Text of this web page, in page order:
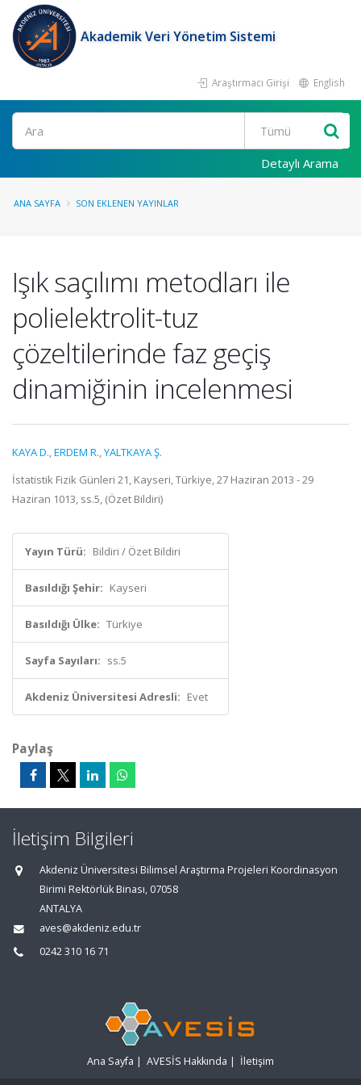
Akademik Veri Yönetim Sistemi
Araştırmacı Girişi English
Ara
Detaylı Arama
ANA SAYFA SON EKLENEN YAYINLAR
Işık saçılımı metodları ile
polielektrolit-tuz
çözeltilerinde faz geçiş
dinamiğinin incelenmesi
KAYA D.,ERDEM R.,YALTKAYA Ş.
İstatistik Fizik Günleri 21, Kayseri, Türkiye, 27 Haziran 2013 - 29
Haziran 1013, ss.5, (Özet Bildiri)
Yayın Türü: Bildiri / Özet Bildiri
Basıldığı Şehir: Kayseri
Basıldığı Ülke: Türkiye
Sayfa Sayıları: ss.5
Akdeniz Üniversitesi Adresli: Evet
Paylaş
İletişim Bilgileri
Akdeniz Üniversitesi Bilimsel Araştırma Projeleri Koordinasyon
Birimi Rektörlük Binası, 07058
ANTALYA
aves@akdeniz.edu.tr
0242 310 16 71
Ana Sayfa | AVESİS Hakkında | İletişim